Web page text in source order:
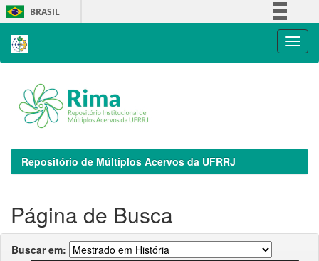
Skip
navigation
BRASIL
Repositório de Múltiplos Acervos da UFRRJ
Página de Busca
Buscar em: